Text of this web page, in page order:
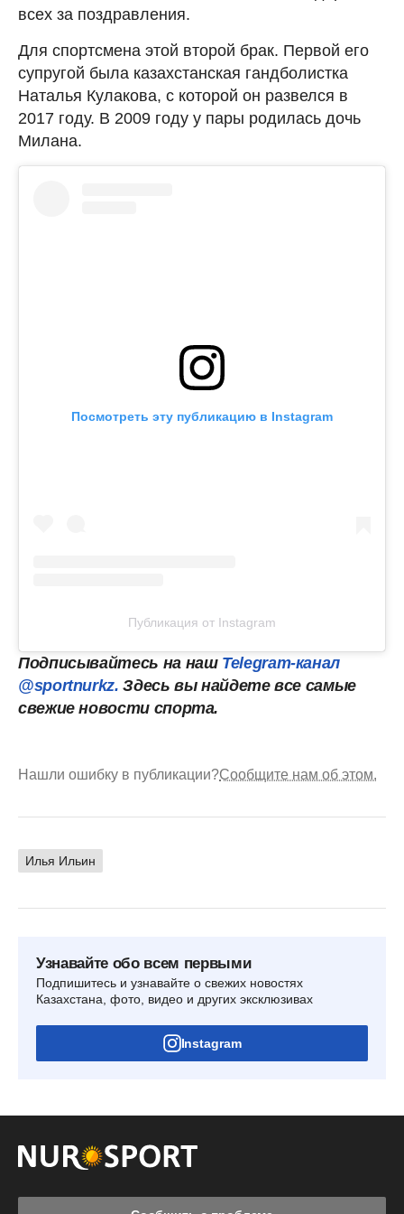
всех за поздравления.
Для спортсмена этой второй брак. Первой его
супругой была казахстанская гандболистка
Наталья Кулакова, с которой он развелся в
2017 году. В 2009 году у пары родилась дочь
Милана.
Посмотреть эту публикацию в Instagram
Публикация от Instagram
Подписывайтесь на наш Telegram-канал
@sportnurkz.Здесь вы найдете все самые
свежие новости спорта.
Нашли ошибку в публикации?Сообщите нам об этом.
Илья Ильин
Узнавайте обо всем первыми
Подпишитесь и узнавайте о свежих новостях
Казахстана, фото, видео и других эксклюзивах
Instagram